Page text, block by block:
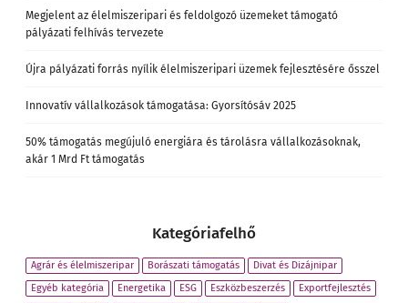
Megjelent az élelmiszeripari és feldolgozó üzemeket támogató
pályázati felhívás tervezete
Újra pályázati forrás nyílik élelmiszeripari üzemek fejlesztésére ősszel
Innovatív vállalkozások támogatása: Gyorsítósáv 2025
50% támogatás megújuló energiára és tárolásra vállalkozásoknak,
akár 1 Mrd Ft támogatás
Kategóriafelhő
Agrár és élelmiszeripar Borászati támogatás
Divat és Dizájnipar
Egyéb kategória
Energetika ESG Eszközbeszerzés
Exportfejlesztés